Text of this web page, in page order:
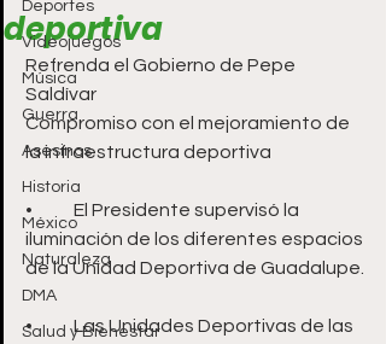
Deportes
Videojuegos
Música
Guerra
Asesinos
Historia
México
Naturaleza
DMA
Salud y Bienestar
deportiva
Refrenda el Gobierno de Pepe
Saldívar
Compromiso con el mejoramiento de
la infraestructura deportiva
•	El Presidente supervisó la
iluminación de los diferentes espacios
de la Unidad Deportiva de Guadalupe.
•	Las Unidades Deportivas de las